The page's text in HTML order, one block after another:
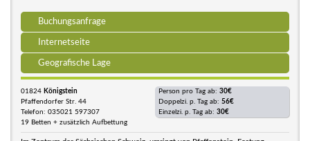
Buchungsanfrage
Internetseite
Geografische Lage
01824 Königstein
Pfaffendorfer Str. 44
Telefon: 035021 597307
19 Betten + zusätzlich Aufbettung
Person pro Tag ab: 30€
Doppelzi. p. Tag ab: 56€
Einzelzi. p. Tag ab: 30€